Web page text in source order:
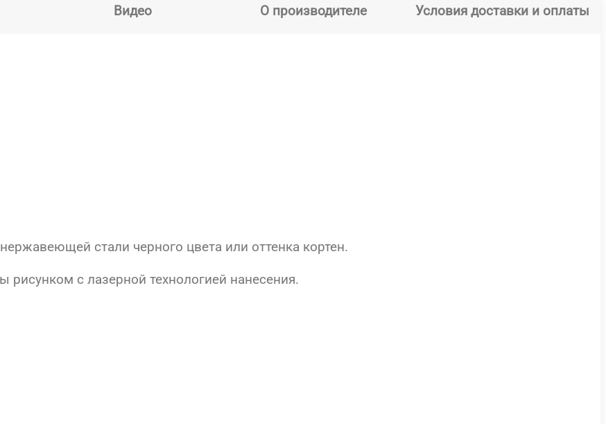
Видео О производителе Условия доставки и оплаты
стали черного цвета или оттенка кортен.
с лазерной технологией нанесения.